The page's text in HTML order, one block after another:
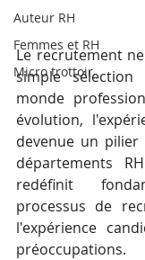
Auteur RH
Femmes et RH
Micro trottoir
Le recrutement
simple
monde
évolution,
devenue un
départements
redéfinit
processus de
l'expérience
préoccupations.